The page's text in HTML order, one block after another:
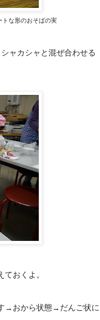
トな形のおそばの実
ャカシャと混ぜ合わせる
おくよ。
→おから状態→だんご状に